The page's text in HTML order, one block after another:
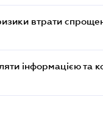
втрати
інформацією та